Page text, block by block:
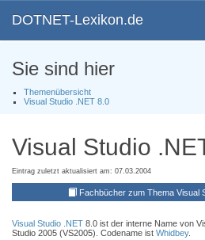
DOTNET-Lexikon.de
Sie sind hier
Themenübersicht
Visual Studio .NET 8.0
Visual Studio
Eintrag zuletzt aktualisiert am: 07.03.2004
Fachbücher zum Thema Visual
Visual Studio .NET 8.0 ist der interne Name von
Studio 2005 (VS2005). Codename ist Whidbey.